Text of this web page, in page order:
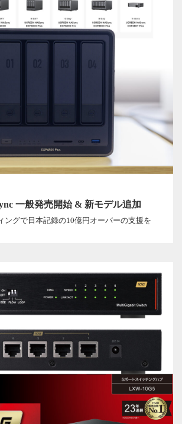
一般発売開始 & 新モデル追加
ングで日本記録の10億円オーバーの支援を